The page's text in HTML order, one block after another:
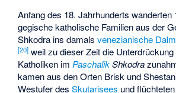
Anfang des 18. Jahrhunderts wanderten
gegische katholische Familien aus der
Shkodra ins damalsvenezianische
[20] weil zu dieser Zeit die Unterdrückung
Katholiken imPaschalikShkodra
kamen aus den Orten Brisk und
Westufer desSkutarisees und